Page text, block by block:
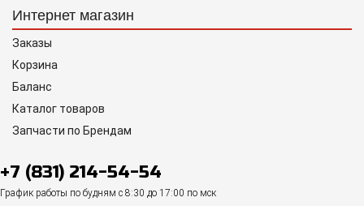
Интернет магазин
Заказы
Корзина
Баланс
Каталог товаров
Запчасти по Брендам
+7 (831) 214-54-54
График работы по будням с 8:30 до 17:00 по мск